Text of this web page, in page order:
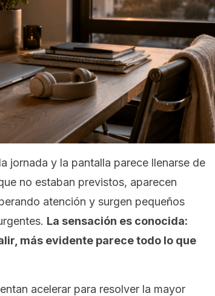
jornada y la pantalla parece llenarse de
no estaban previstos, aparecen
atención y surgen pequeños
La sensación es conocida:
más evidente parece todo lo que
acelerar para resolver la mayor